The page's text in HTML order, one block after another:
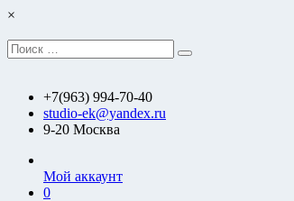
Перейти
содержимому
×
Искать:
Поиск
+7(963) 994-70-40
studio-ek@yandex.ru
9-20 Москва
Мой аккаунт
0